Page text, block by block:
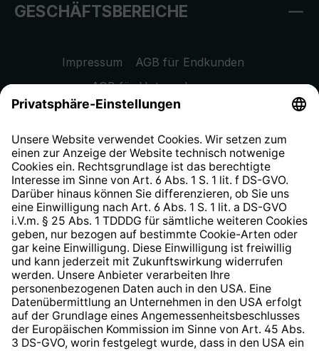
GESCHÄFTSBEREICHE
Impressum
AGB für Endkunden
AGB für Unternehmen
Datenschutzhinweis
Widerrufsrecht
Hinweisgeberschutzsystem
Barrierefreiheit